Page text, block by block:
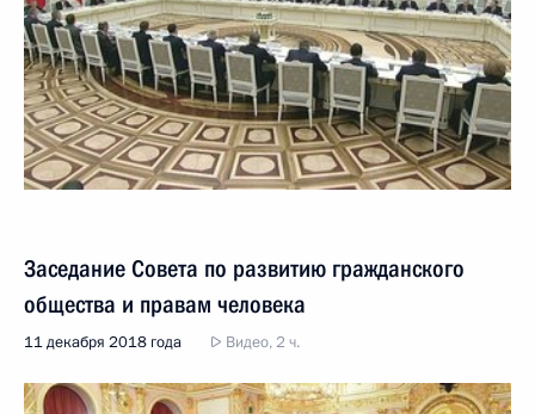
Заседание Совета по развитию гражданского
общества и правам человека
11 декабря 2018 года Видео, 2 ч.